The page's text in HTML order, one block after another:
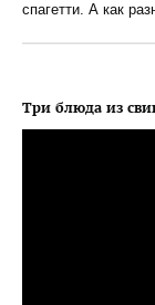
спагетти. А как
Три блюда из